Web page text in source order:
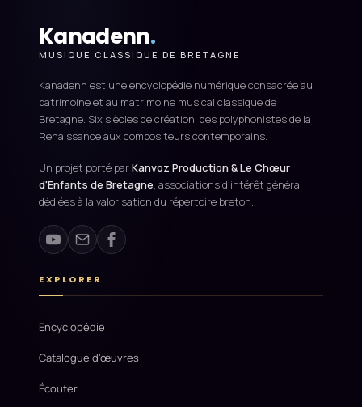
Kanadenn.
MUSIQUE CLASSIQUE DE BRETAGNE
Kanadenn est une encyclopédie numérique consacrée au
patrimoine et au matrimoine musical classique de
Bretagne. Six siècles de création, des polyphonistes de la
Renaissance aux compositeurs contemporains.
Un projet porté parKanvoz Production & Le Chœur
d'Enfants de Bretagne, associations d'intérêt général
dédiées à la valorisation du répertoire breton.
EXPLORER
Encyclopédie
Catalogue d'œuvres
Écouter